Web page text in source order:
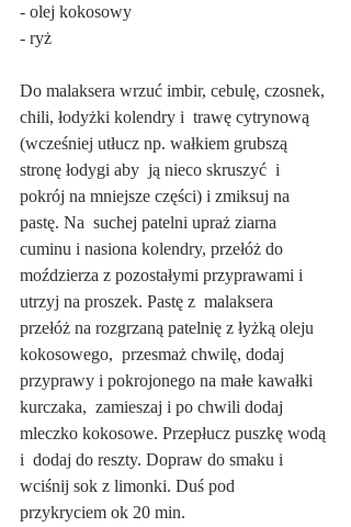
- olej kokosowy
- ryż
Do malaksera wrzuć imbir, cebulę, czosnek,
chili, łodyżki kolendry i  trawę cytrynową
(wcześniej utłucz np. wałkiem grubszą
stronę łodygi aby  ją nieco skruszyć  i
pokrój na mniejsze części) i zmiksuj na
pastę. Na  suchej patelni upraż ziarna
cuminu i nasiona kolendry, przełóż do
moździerza z pozostałymi przyprawami i
utrzyj na proszek. Pastę z  malaksera
przełóż na rozgrzaną patelnię z łyżką oleju
kokosowego,  przesmaż chwilę, dodaj
przyprawy i pokrojonego na małe kawałki
kurczaka,  zamieszaj i po chwili dodaj
mleczko kokosowe. Przepłucz puszkę wodą
i  dodaj do reszty. Dopraw do smaku i
wciśnij sok z limonki. Duś pod
przykryciem ok 20 min.